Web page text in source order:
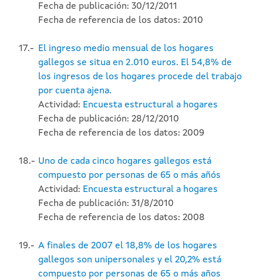
Fecha de publicación: 30/12/2011
Fecha de referencia de los datos: 2010
17.- El ingreso medio mensual de los hogares
gallegos se situa en 2.010 euros. El 54,8% de
los ingresos de los hogares procede del trabajo
por cuenta ajena.
Actividad: Encuesta estructural a hogares
Fecha de publicación: 28/12/2010
Fecha de referencia de los datos: 2009
18.- Uno de cada cinco hogares gallegos está
compuesto por personas de 65 o más añós
Actividad: Encuesta estructural a hogares
Fecha de publicación: 31/8/2010
Fecha de referencia de los datos: 2008
19.- A finales de 2007 el 18,8% de los hogares
gallegos son unipersonales y el 20,2% está
compuesto por personas de 65 o más años